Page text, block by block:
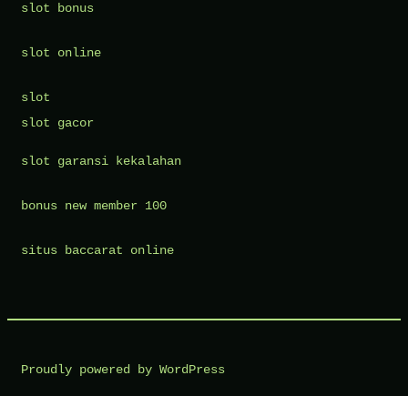
slot bonus
slot online
slot
slot gacor
slot garansi kekalahan
bonus new member 100
situs baccarat online
Proudly powered by WordPress